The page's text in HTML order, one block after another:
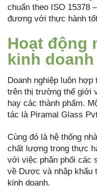
chuẩn theo ISO 15378
đương với thực hành
Hoạt động
kinh doanh
Doanh nghiệp luôn
trên thị trường thế giới
hay các thành phẩm.
tác là Piramal Glass
Cùng đó là hệ thống
chất lượng trong thực
với việc phân phối các
về Dược và nhập khẩu
kinh doanh.